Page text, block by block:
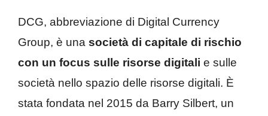
DCG, abbreviazione di Digital Currency
Group, è una società di capitale di rischio
con un focus sulle risorse digitali e sulle
società nello spazio delle risorse digitali. È
stata fondata nel 2015 da Barry Silbert, un